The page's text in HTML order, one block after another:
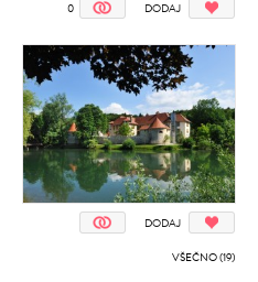
DODAJ
0
DODAJ
VŠEČNO (19)